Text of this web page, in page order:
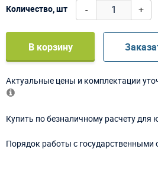
Количество, шт - +
В корзину
Актуальные цены и комплектации
Купить по безналичному расчету для
Порядок работы с государственными